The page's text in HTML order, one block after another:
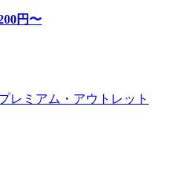
円〜
レミアム・アウトレット